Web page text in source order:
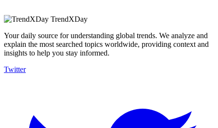
TrendXDay
Your daily source for understanding global trends. We analyze and
explain the most searched topics worldwide, providing context and
insights to help you stay informed.
Twitter